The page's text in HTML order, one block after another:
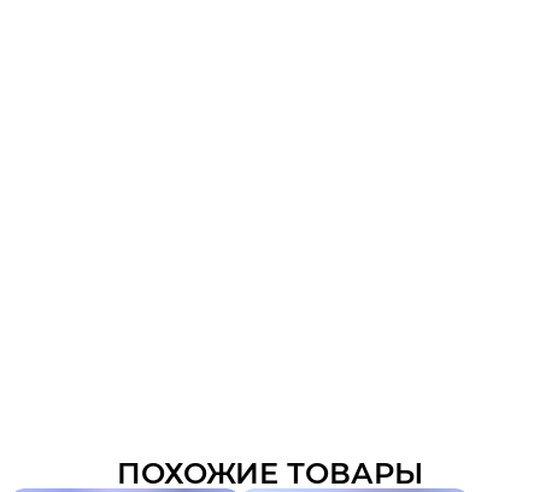
ПОХОЖИЕ ТОВАРЫ